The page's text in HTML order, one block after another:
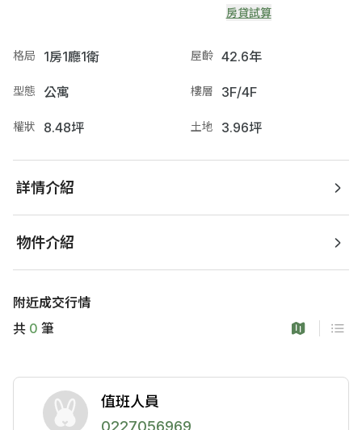
房貸試算
格局 1房1廳1衛 屋齡 42.6年
型態 公寓 樓層 3F/4F
權狀 8.48坪 土地 3.96坪
詳情介紹
物件介紹
附近成交行情
共 0 筆
值班人員
0227056969